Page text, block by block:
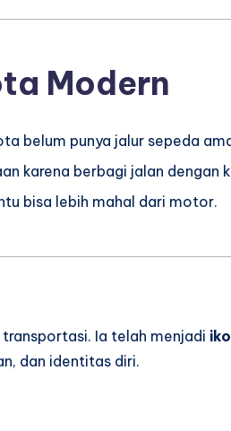
Modern
belum punya jalur sepeda
karena berbagi jalan dengan
bisa lebih mahal dari motor.
Ia telah menjadi
dan identitas diri.